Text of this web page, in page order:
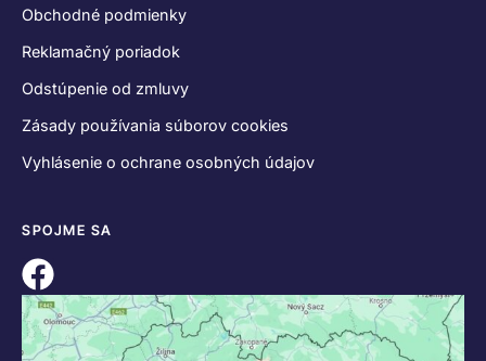
Obchodné podmienky
Reklamačný poriadok
Odstúpenie od zmluvy
Zásady používania súborov cookies
Vyhlásenie o ochrane osobných údajov
SPOJME SA